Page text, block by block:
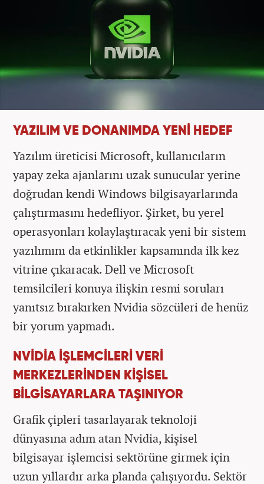
YAZILIM VE DONANIMDA YENİ HEDEF
Yazılım üreticisi Microsoft, kullanıcıların
yapay zeka ajanlarını uzak sunucular yerine
doğrudan kendi Windows bilgisayarlarında
çalıştırmasını hedefliyor. Şirket, bu yerel
operasyonları kolaylaştıracak yeni bir sistem
yazılımını da etkinlikler kapsamında ilk kez
vitrine çıkaracak. Dell ve Microsoft
temsilcileri konuya ilişkin resmi soruları
yanıtsız bırakırken Nvidia sözcüleri de henüz
bir yorum yapmadı.
NVİDİA İŞLEMCİLERİ VERİ
MERKEZLERİNDEN KİŞİSEL
BİLGİSAYARLARA TAŞINIYOR
Grafik çipleri tasarlayarak teknoloji
dünyasına adım atan Nvidia, kişisel
bilgisayar işlemcisi sektörüne girmek için
uzun yıllardır arka planda çalışıyordu. Sektör